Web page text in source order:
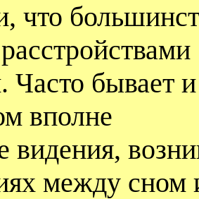
что
Часто бывает
вполне
видения,
между сном